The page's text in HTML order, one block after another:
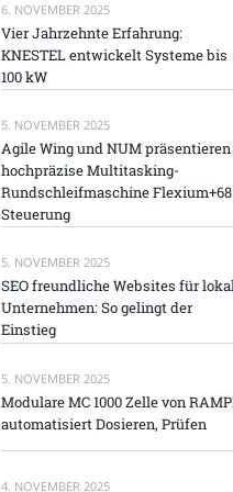
6. NOVEMBER 2025
Vier Jahrzehnte Erfahrung:
KNESTEL entwickelt Systeme bis
100 kW
5. NOVEMBER 2025
Agile Wing und NUM präsentieren
hochpräzise Multitasking-
Rundschleifmaschine Flexium+68
Steuerung
5. NOVEMBER 2025
SEO freundliche Websites für
Unternehmen: So gelingt der
Einstieg
5. NOVEMBER 2025
Modulare MC 1000 Zelle von
automatisiert Dosieren, Prüfen
4. NOVEMBER 2025